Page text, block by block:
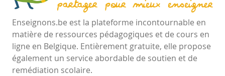
Enseignons.be est la plateforme incontournable en
matière de ressources pédagogiques et de cours en
ligne en Belgique. Entièrement gratuite, elle propose
également un service abordable de soutien et de
remédiation scolaire.